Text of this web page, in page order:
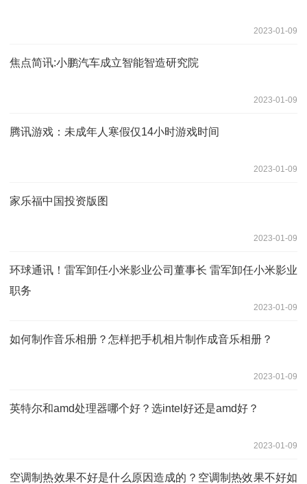
2023-01-09
焦点简讯:小鹏汽车成立智能智造研究院
2023-01-09
腾讯游戏：未成年人寒假仅14小时游戏时间
2023-01-09
家乐福中国投资版图
2023-01-09
环球通讯！雷军卸任小米影业公司董事长 雷军卸任小米影业
职务
2023-01-09
如何制作音乐相册？怎样把手机相片制作成音乐相册？
2023-01-09
英特尔和amd处理器哪个好？选intel好还是amd好？
2023-01-09
空调制热效果不好是什么原因造成的？空调制热效果不好如